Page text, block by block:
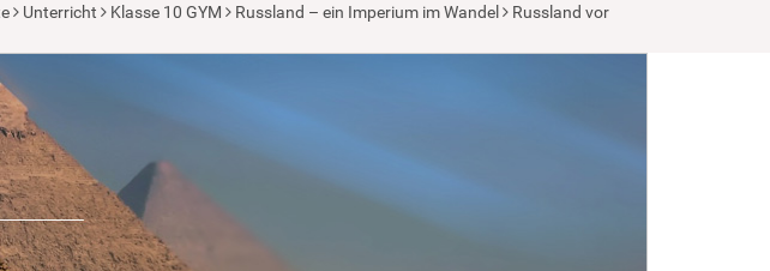
Unterricht Klasse 10 GYM Russland – ein Imperium im Wandel
Russland vor